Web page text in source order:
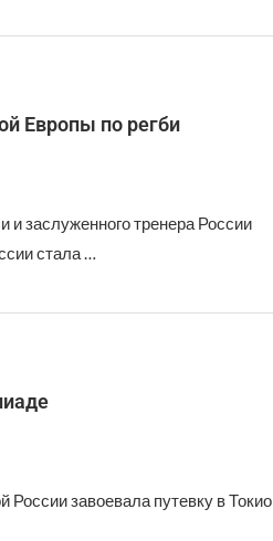
Европы по регби
и заслуженного тренера России
стала …
России завоевала путевку в Токио